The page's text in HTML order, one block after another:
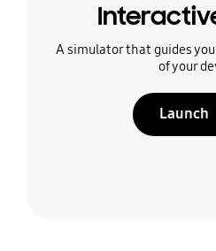
A simulator that guides
of your
Launch